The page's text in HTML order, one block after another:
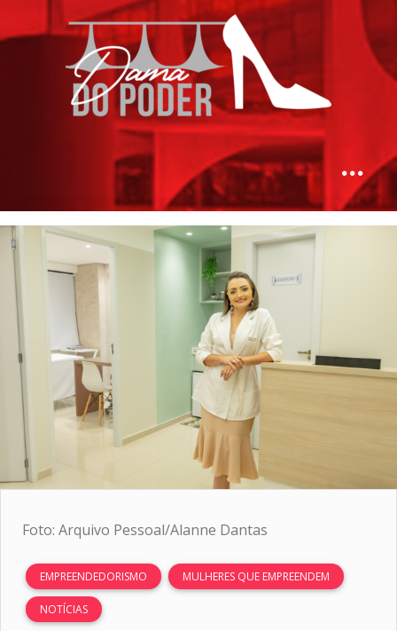
Foto: Arquivo Pessoal/Alanne Dantas
EMPREENDEDORISMO MULHERES QUE EMPREENDEM
NOTÍCIAS